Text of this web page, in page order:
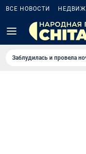
ВСЕ НОВОСТИ
Заблудилась и провела